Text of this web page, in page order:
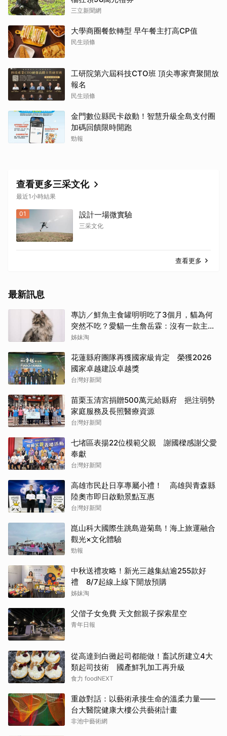
三立新聞網
大學商圈餐飲轉型 早午餐主打高CP值
民生頭條
工研院第六屆科技CTO班 頂尖專家齊聚開放
報名
民生頭條
金門數位縣民卡啟動！智慧升級全島支付圈
加碼回饋限時開跑
勁報
查看更多三采文化
最近1小時結果
01 設計一場微實驗
三采文化
查看更多
最新訊息
專訪／鮮魚主食罐明明吃了3個月，貓為何
突然不吃？愛貓一生詹岳霖：沒有一款主食
能保證牠永遠喜歡
姊妹淘
花蓮縣府團隊再獲國家級肯定 榮獲2026
國家卓越建設卓越獎
台灣好新聞
苗栗玉清宮捐贈500萬元給縣府 挹注弱勢
家庭服務及長照醫療資源
台灣好新聞
七堵區表揚22位模範父親 謝國樑感謝父愛
奉獻
台灣好新聞
高雄市民赴日享專屬小禮！ 高雄與青森縣
陸奧市即日啟動景點互惠
台灣好新聞
崑山科大國際生跳島遊菊島！海上旅運融合
觀光×文化體驗
勁報
中秋送禮攻略！新光三越集結逾255款好
禮 8/7起線上線下開放預購
姊妹淘
父偕子女免費 天文館親子探索星空
青年日報
從高達到白黴起司都能做！畜試所建立4大
類起司技術 國產鮮乳加工再升級
食力 foodNEXT
重啟對話：以藝術承接生命的溫柔力量——
台大醫院健康大樓公共藝術計畫
非池中藝術網